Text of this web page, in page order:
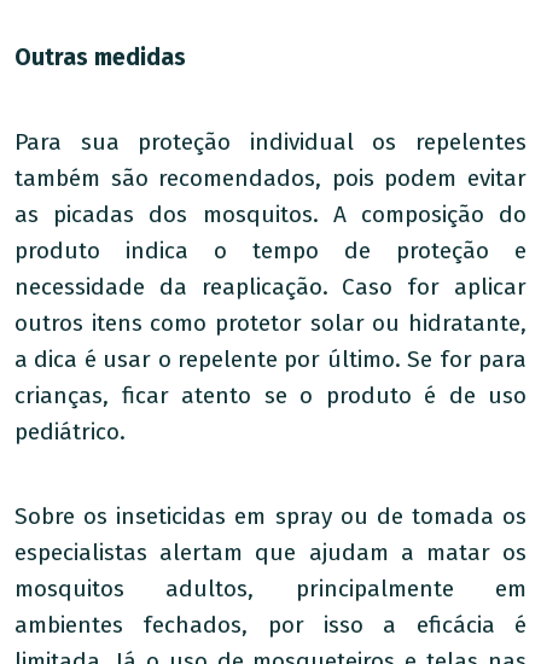
Outras medidas
Para sua proteção individual os repelentes
também são recomendados, pois podem evitar
as picadas dos mosquitos. A composição do
produto indica o tempo de proteção e
necessidade da reaplicação. Caso for aplicar
outros itens como protetor solar ou hidratante,
a dica é usar o repelente por último. Se for para
crianças, ficar atento se o produto é de uso
pediátrico.
Sobre os inseticidas em spray ou de tomada os
especialistas alertam que ajudam a matar os
mosquitos adultos, principalmente em
ambientes fechados, por isso a eficácia é